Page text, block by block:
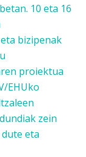
10 eta 16
bizipenak
proiektua
EHUko
zein
eta